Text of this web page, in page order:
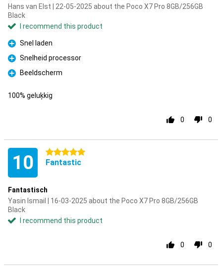
Hans van Elst | 22-05-2025 about the Poco X7 Pro 8GB/256GB
Black
I recommend this product
Pro
Snel laden
Pro
Snelheid processor
Pro
Beeldscherm
100% geluķkig
0 0
10 5 stars
Fantastic
Fantastisch
Yasin Ismail | 16-03-2025 about the Poco X7 Pro 8GB/256GB
Black
I recommend this product
0 0